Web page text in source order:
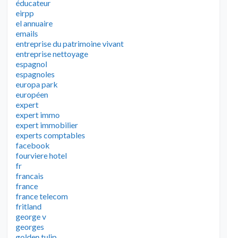
éducateur
eirpp
el annuaire
emails
entreprise du patrimoine vivant
entreprise nettoyage
espagnol
espagnoles
europa park
européen
expert
expert immo
expert immobilier
experts comptables
facebook
fourviere hotel
fr
francais
france
france telecom
fritland
george v
georges